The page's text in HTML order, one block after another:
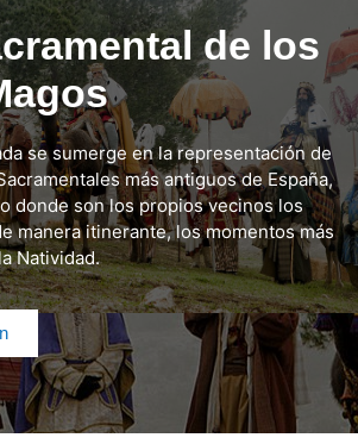
de los
se sumerge en la representación de
más antiguos de España,
donde son los propios vecinos los
manera itinerante, los momentos más
Natividad.